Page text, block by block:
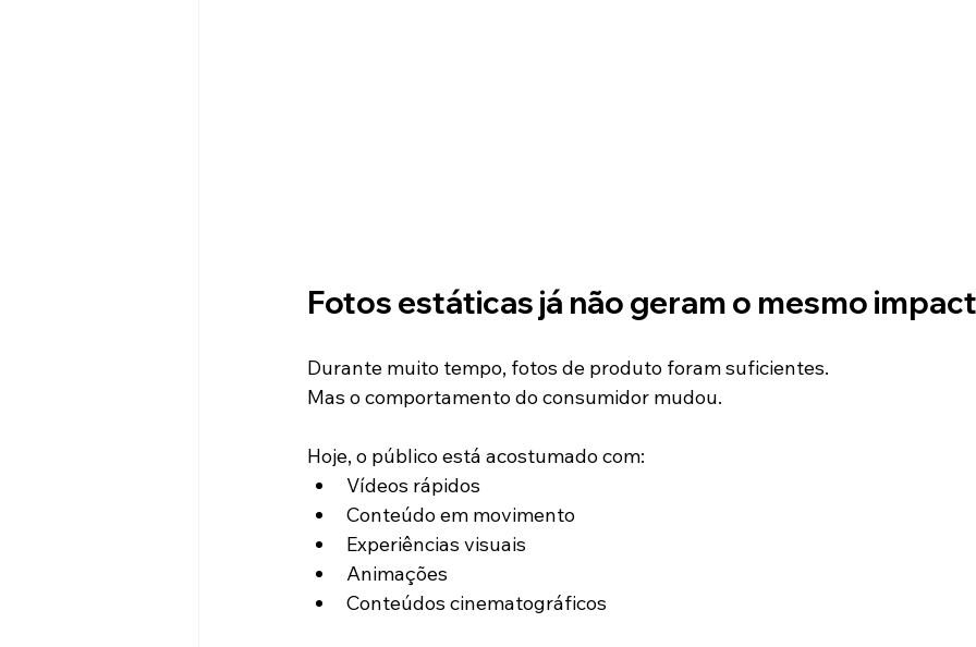
Fotos estáticas já não geram o mesmo
Durante muito tempo, fotos de produto foram suficientes.
Mas o comportamento do consumidor mudou.
Hoje, o público está acostumado com:
Vídeos rápidos
Conteúdo em movimento
Experiências visuais
Animações
Conteúdos cinematográficos